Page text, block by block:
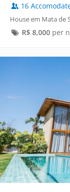
16
House em Mata de
R$ 8,000per